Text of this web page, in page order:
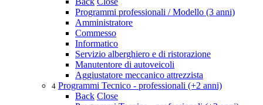
Programmi professionali / Modello (3 anni)
Amministratore
Commesso
Informatico
Servizio alberghiero e di ristorazione
Manutentore di autoveicoli
Aggiustatore meccanico attrezzista
4 Programmi Tecnico - professionali (+2 anni)
Back Close